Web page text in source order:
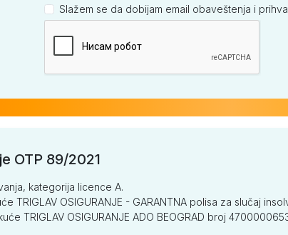
Slažem se da dobijam email obaveštenja i
OTP 89/2021
kategorija licence A.
TRIGLAV OSIGURANJE - GARANTNA polisa za slučaj
TRIGLAV OSIGURANJE ADO BEOGRAD broj